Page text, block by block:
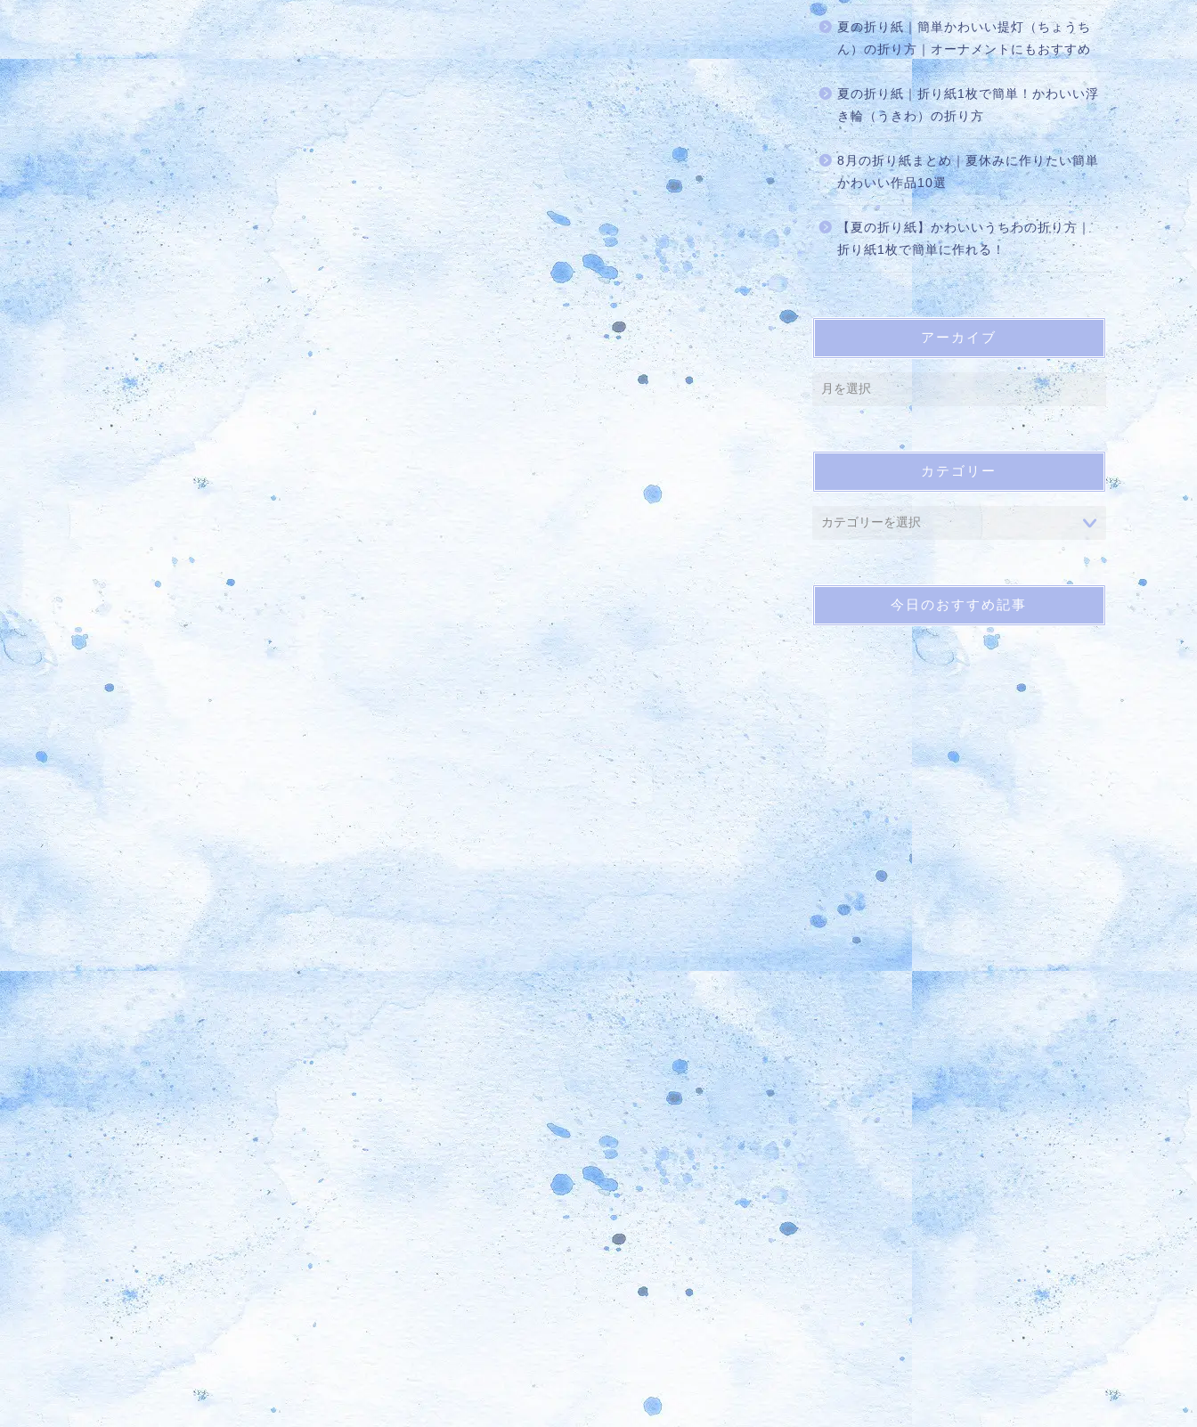
夏の折り紙｜簡単かわいい提灯（ちょうち
ん）の折り方｜オーナメントにもおすすめ
夏の折り紙｜折り紙1枚で簡単！かわいい浮
き輪（うきわ）の折り方
8月の折り紙まとめ｜夏休みに作りたい簡単
かわいい作品10選
【夏の折り紙】かわいいうちわの折り方｜
折り紙1枚で簡単に作れる！
アーカイブ
カテゴリー
今日のおすすめ記事